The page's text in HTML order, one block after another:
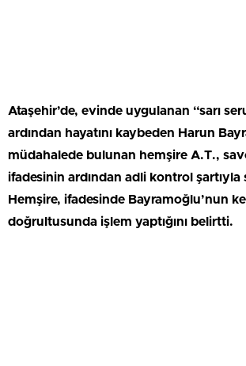
Ataşehir’de, evinde uygulanan “sarı
ardından hayatını kaybeden Harun
müdahalede bulunan hemşire A.T.,
ifadesinin ardından adli kontrol şartıyla
Hemşire, ifadesinde Bayramoğlu’nun
doğrultusunda işlem yaptığını belirtti.